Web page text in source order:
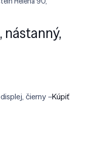
čierny –Kúpiť